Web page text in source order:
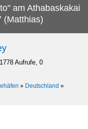
am Athabaskakai
(Matthias)
Aufrufe, 0
» Deutschland »